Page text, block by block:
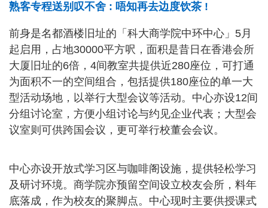
熟客专程送别叹不舍 : 唔知再去边度饮茶 !
前身是名都酒楼旧址的「科大商学院中环中心」5月
起启用，占地30000平方呎，面积是昔日在香港会所
大厦旧址的6倍，4间教室共提供近280座位，可打通
为面积不一的空间组合，包括提供180座位的单一大
型活动场地，以举行大型会议等活动。中心亦设12间
分组讨论室，方便小组讨论与约见企业代表；大型会
议室则可供跨国会议，更可举行校董会会议。
中心亦设开放式学习区与咖啡阁设施，提供轻松学习
及研讨环境。商学院亦预留空间设立校友会所，料年
底落成，作为校友的聚脚点。中心现时主要供授课式